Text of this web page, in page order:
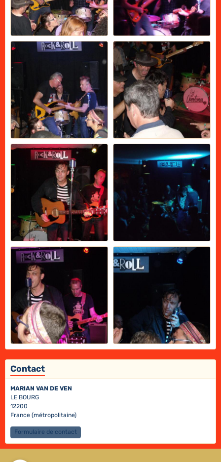
Contact
MARIAN VAN DE VEN
LE BOURG
12200
France (métropolitaine)
Formulaire de contact